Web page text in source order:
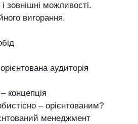
зовнішні можливості.
вигорання.
аудиторія
концепція
– орієнтованим?
менеджмент